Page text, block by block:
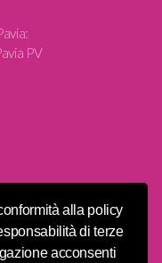
alla policy
di terze
acconsenti
PV